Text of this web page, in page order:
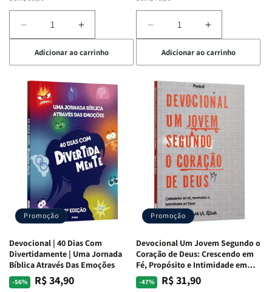
Diminuir
a
quantidade
de
Devocional
Quarto
de
Guerra
Isabelle
S.
Alves
Aumentar
a
quantidade
de
Devocional
Quarto
de
Guerra
|
Isabelle
S.
Alves
Adicionar ao carrinho
Diminuir
a
quantidade
de
Devocional
Café
com
Mulheres
da
Bíblia
Equipe
Teológica
Penkal
Aumentar
a
quantidade
de
Devocional
Café
com
Mulheres
da
Bíblia
|
Equipe
Teológica
Penkal
Adicionar ao carrinho
Promoção
Devocional | 40 Dias Com
Divertidamente | Uma Jornada
Bíblica Através Das Emoções
-56%
Preço
PreçoR$ 34,90
Promoção
Devocional Um Jovem Segundo o
Coração de Deus: Crescendo em
Fé, Propósito e Intimidade em
Deus
-47%
Preço
PreçoR$ 31,90